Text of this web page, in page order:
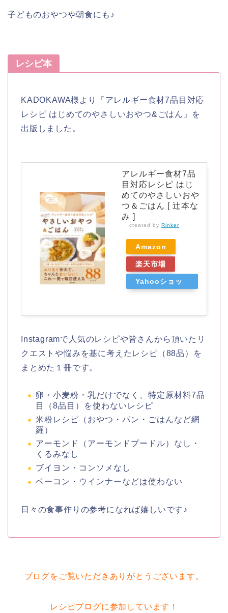
子どものおやつや朝食にも♪
レシピ本
KADOKAWA様より「アレルギー食材7品目対応
レシピ はじめてのやさしいおやつ&ごはん」を
出版しました。
アレルギー食材7品
目対応レシピ はじ
めてのやさしいおや
つ＆ごはん [ 辻本な
み ]
created by Rinker
Amazon
楽天市場
Yahooショッ
Instagramで人気のレシピや皆さんから頂いたリ
クエストや悩みを基に考えたレシピ（88品）を
まとめた１冊です。
卵・小麦粉・乳だけでなく、特定原材料7品
目（8品目）を使わないレシピ
米粉レシピ（おやつ・パン・ごはんなど網
羅）
アーモンド（アーモンドプードル）なし・
くるみなし
ブイヨン・コンソメなし
ベーコン・ウインナーなどは使わない
日々の食事作りの参考になれば嬉しいです♪
ブログをご覧いただきありがとうございます。
レシピブログに参加しています！